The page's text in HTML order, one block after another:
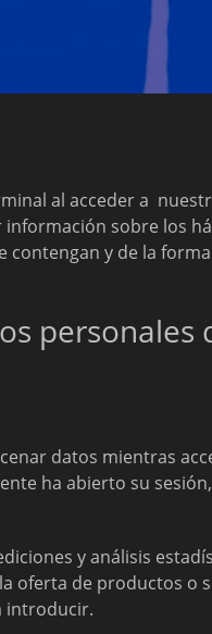
al acceder a
sobre los
y de la
personales
datos mientras
ha abierto su
y análisis
oferta de productos o
introducir.